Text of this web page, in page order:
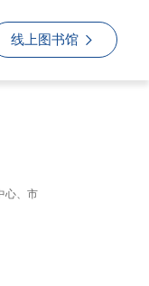
线上图书馆
心、市